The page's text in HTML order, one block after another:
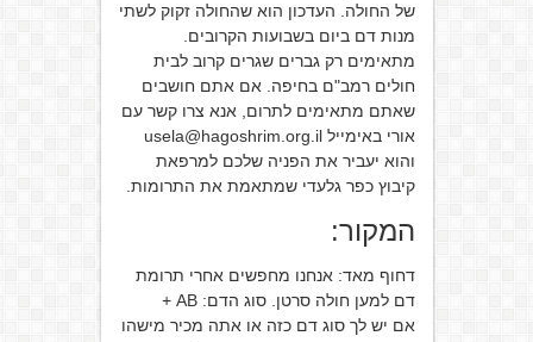
של החולה. העדכון הוא שהחולה זקוק לשתי
מנות דם ביום בשבועות הקרובים.
מתאימים רק גברים שגרים קרוב לבית
חולים רמב"ם בחיפה. אם אתם חושבים
שאתם מתאימים לתרום, אנא צרו קשר עם
אורי באימייל usela@hagoshrim.org.il
והוא יעביר את הפניה שלכם למרפאת
קיבוץ כפר גלעדי שמתאמת את התרומות.
המקור:
דחוף מאד: אנחנו מחפשים אחרי תרומת
דם למען חולה סרטן. סוג הדם: AB +
אם יש לך סוג דם כזה או אתה מכיר מישהו